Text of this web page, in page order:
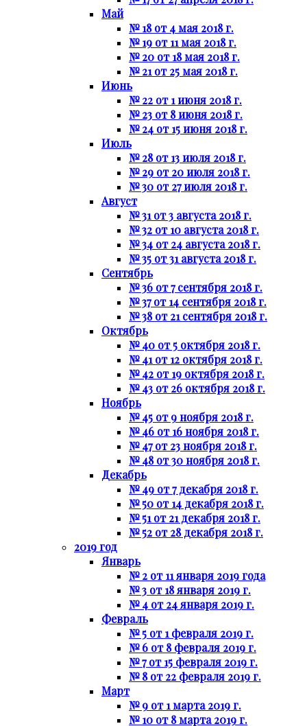
Май
№ 18 от 4 мая 2018 г.
№ 19 от 11 мая 2018 г.
№ 20 от 18 мая 2018 г.
№ 21 от 25 мая 2018 г.
Июнь
№ 22 от 1 июня 2018 г.
№ 23 от 8 июня 2018 г.
№ 24 от 15 июня 2018 г.
Июль
№ 28 от 13 июля 2018 г.
№ 29 от 20 июля 2018 г.
№ 30 от 27 июля 2018 г.
Август
№ 31 от 3 августа 2018 г.
№ 32 от 10 августа 2018 г.
№ 34 от 24 августа 2018 г.
№ 35 от 31 августа 2018 г.
Сентябрь
№ 36 от 7 сентября 2018 г.
№ 37 от 14 сентября 2018 г.
№ 38 от 21 сентября 2018 г.
Октябрь
№ 40 от 5 октября 2018 г.
№ 41 от 12 октября 2018 г.
№ 42 от 19 октября 2018 г.
№ 43 от 26 октября 2018 г.
Ноябрь
№ 45 от 9 ноября 2018 г.
№ 46 от 16 ноября 2018 г.
№ 47 от 23 ноября 2018 г.
№ 48 от 30 ноября 2018 г.
Декабрь
№ 49 от 7 декабря 2018 г.
№ 50 от 14 декабря 2018 г.
№ 51 от 21 декабря 2018 г.
№ 52 от 28 декабря 2018 г.
2019 год
Январь
№ 2 от 11 января 2019 года
№ 3 от 18 января 2019 г.
№ 4 от 24 января 2019 г.
Февраль
№ 5 от 1 февраля 2019 г.
№ 6 от 8 февраля 2019 г.
№ 7 от 15 февраля 2019 г.
№ 8 от 22 февраля 2019 г.
Март
№ 9 от 1 марта 2019 г.
№ 10 от 8 марта 2019 г.